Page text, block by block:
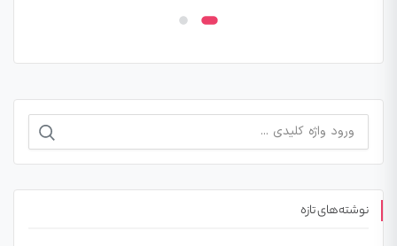
جستجو
نوشته‌های تازه